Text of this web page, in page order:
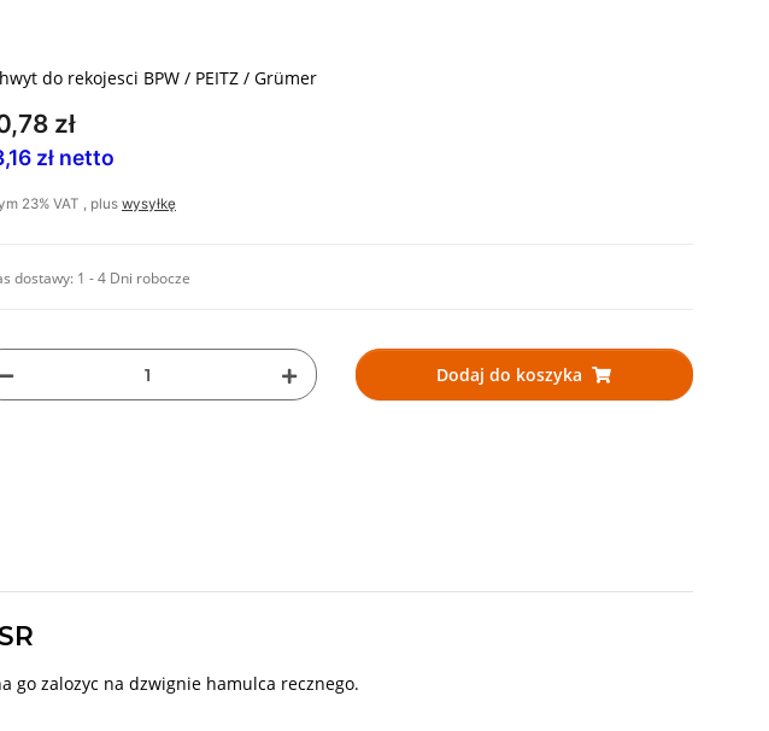
do rekojesci BPW / PEITZ / Grümer
zł
zł netto
23% VAT , plus wysyłkę
dostawy: 1 - 4 Dni robocze
Dodaj do koszyka
go zalozyc na dzwignie hamulca recznego.